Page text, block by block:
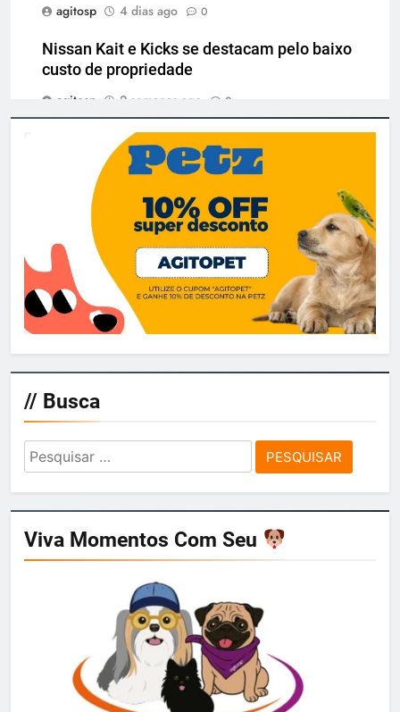
agitosp
4 dias ago 0
Nissan Kait e Kicks se destacam pelo baixo
custo de propriedade
agitosp
2 semanas ago 0
GWM promove fim de semana com condições
exclusivas para o Wey 07
agitosp
// Busca
Pesquisar
por:
Viva Momentos Com Seu